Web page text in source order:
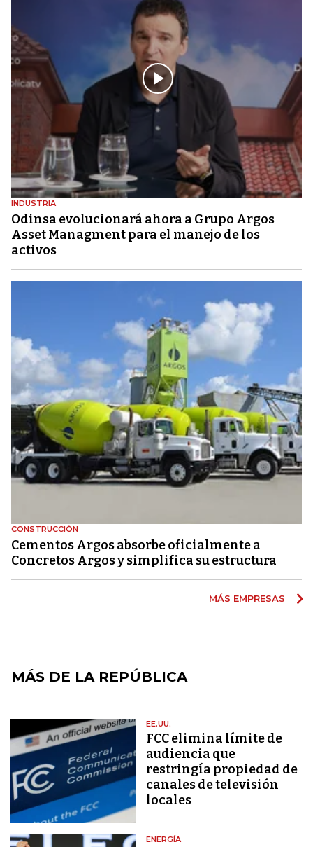
INDUSTRIA
Odinsa evolucionará ahora a Grupo Argos
Asset Managment para el manejo de los
activos
CONSTRUCCIÓN
Cementos Argos absorbe oficialmente a
Concretos Argos y simplifica su estructura
MÁS EMPRESAS
MÁS DE LA REPÚBLICA
EE.UU.
FCC elimina límite de
audiencia que
restringía propiedad de
canales de televisión
locales
ENERGÍA